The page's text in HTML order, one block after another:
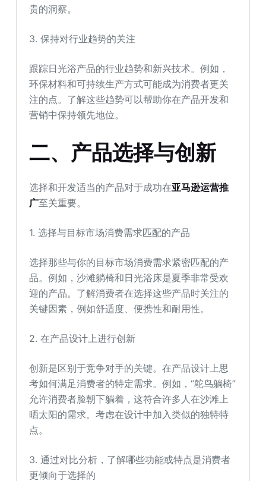
贵的洞察。
3. 保持对行业趋势的关注
跟踪日光浴产品的行业趋势和新兴技术。例如，
环保材料和可持续生产方式可能成为消费者更关
注的点。了解这些趋势可以帮助你在产品开发和
营销中保持领先地位。
二、产品选择与创新
选择和开发适当的产品对于成功在亚马逊运营推
广至关重要。
1. 选择与目标市场消费需求匹配的产品
选择那些与你的目标市场消费需求紧密匹配的产
品。例如，沙滩躺椅和日光浴床是夏季非常受欢
迎的产品。了解消费者在选择这些产品时关注的
关键因素，例如舒适度、便携性和耐用性。
2. 在产品设计上进行创新
创新是区别于竞争对手的关键。在产品设计上思
考如何满足消费者的特定需求。例如，“鸵鸟躺椅”
允许消费者脸朝下躺着，这符合许多人在沙滩上
晒太阳的需求。考虑在设计中加入类似的独特特
点。
3. 通过对比分析，了解哪些功能或特点是消费者
更倾向于选择的